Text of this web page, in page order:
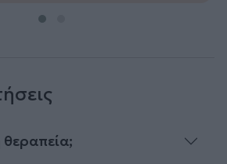
θεραπεία;